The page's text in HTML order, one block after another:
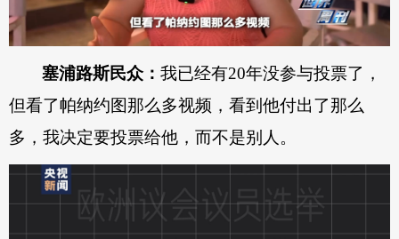
塞浦路斯民众：我已经有20年没参与投票了，
但看了帕纳约图那么多视频，看到他付出了那么
多，我决定要投票给他，而不是别人。